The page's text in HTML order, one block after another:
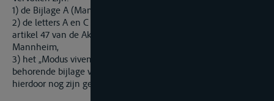
1) de Bijlage A (Manifest) van de Akte van Mannheim,
2) de letters A en C onder ten negende „Ten aanzien van
artikel 47 van de Akte" van het Slotprotocol bij de Akte van
Mannheim,
3) het „Modus vivendi" van 4 mei 1936 en de daarbij
behorende bijlage voor de Overeenkomstsluitende Staten die
hierdoor nog zijn gebonden